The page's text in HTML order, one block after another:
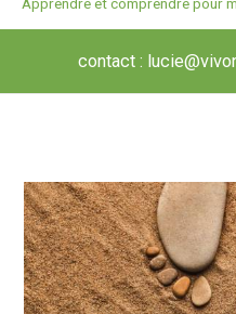
contact :